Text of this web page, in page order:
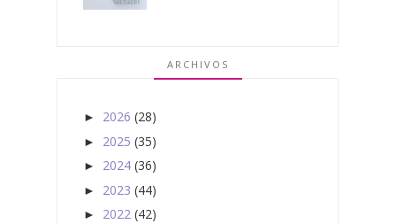
ARCHIVOS
► 2026 (28)
► 2025 (35)
► 2024 (36)
► 2023 (44)
► 2022 (42)